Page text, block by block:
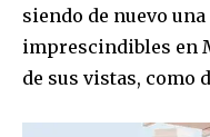
siendo de nuevo
imprescindibles en
de sus vistas, como